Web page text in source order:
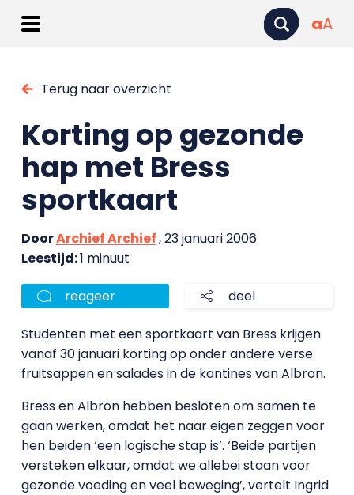
aA
Terug naar overzicht
Korting op gezonde
hap met Bress
sportkaart
DoorArchief Archief, 23 januari 2006
Leestijd:1 minuut
reageer deel
Studenten met een sportkaart van Bress krijgen
vanaf 30 januari korting op onder andere verse
fruitsappen en salades in de kantines van Albron.
Bress en Albron hebben besloten om samen te
gaan werken, omdat het naar eigen zeggen voor
hen beiden ‘een logische stap is’. ‘Beide partijen
versteken elkaar, omdat we allebei staan voor
gezonde voeding en veel beweging’, vertelt Ingrid